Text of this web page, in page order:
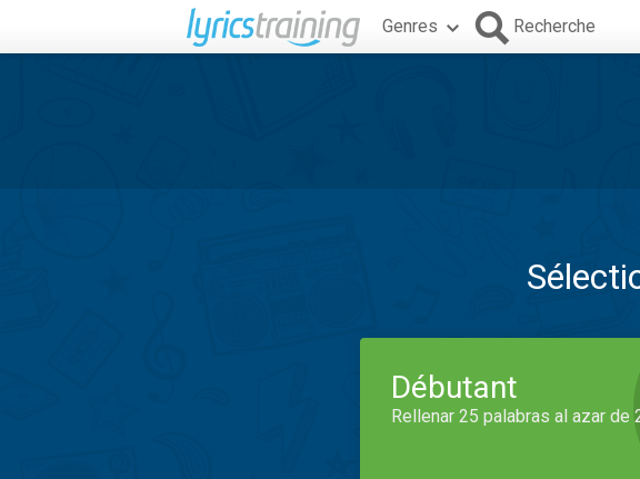
Genres Recherche
Débutant
Rellenar 25 palabras al azar de